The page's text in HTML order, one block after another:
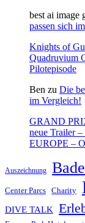
best ai image
passen sich
Knights of
Quadruvium
Pilotepisode
Ben zu Die
im Vergleich!
GRAND
neue Trailer
EUROPE –
Auszeichnung
Center Parcs Charity
DIVE TALK